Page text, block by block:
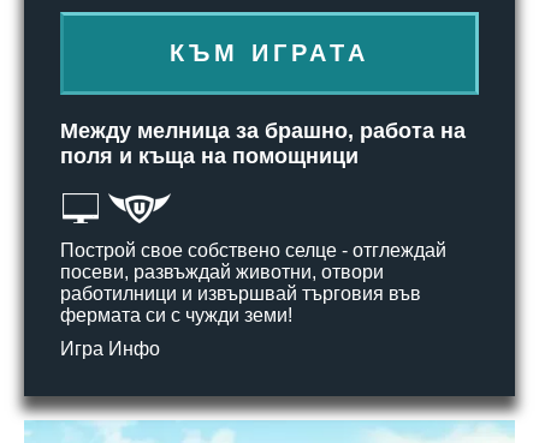
КЪМ ИГРАТА
Между мелница за брашно, работа на
поля и къща на помощници
Построй свое собствено селце - отглеждай
посеви, развъждай животни, отвори
работилници и извършвай търговия във
фермата си с чужди земи!
Игра Инфо